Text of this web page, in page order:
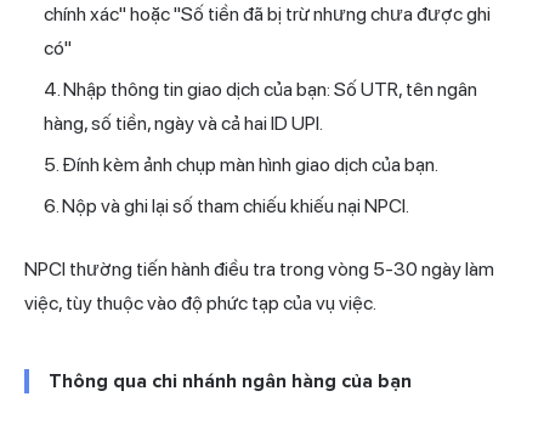
chính xác" hoặc "Số tiền đã bị trừ nhưng chưa được ghi
có"
Nhập thông tin giao dịch của bạn: Số UTR, tên ngân
hàng, số tiền, ngày và cả hai ID UPI.
Đính kèm ảnh chụp màn hình giao dịch của bạn.
Nộp và ghi lại số tham chiếu khiếu nại NPCI.
NPCI thường tiến hành điều tra trong vòng 5-30 ngày làm
việc, tùy thuộc vào độ phức tạp của vụ việc.
Thông qua chi nhánh ngân hàng của bạn